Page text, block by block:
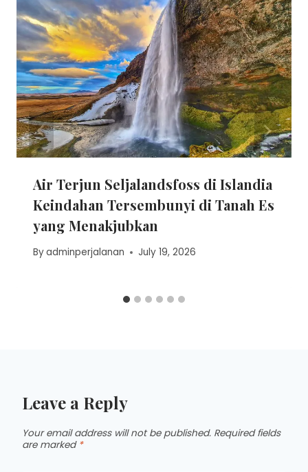
Air Terjun Seljalandsfoss di Islandia
Keindahan Tersembunyi di Tanah Es
yang Menakjubkan
Byadminperjalanan July 19, 2026
Leave a Reply
Your email address will not be published. Required fields
are marked *